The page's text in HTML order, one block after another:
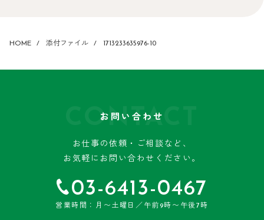
HOME 添付ファイル 1713233635976-10
CONTACT
お問い合わせ
お仕事の依頼・ご相談など、
お気軽にお問い合わせください。
03-6413-0467
営業時間：月〜土曜日／午前9時〜午後7時